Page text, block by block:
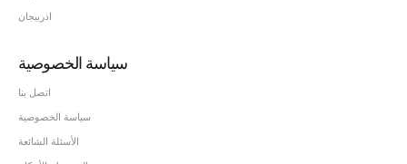
اذربيجان
سياسة الخصوصية
اتصل بنا
سياسة الخصوصية
الأسئلة الشائعة